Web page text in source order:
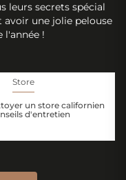
leurs secrets spécial
avoir une jolie pelouse
!
Store
un store californien
d'entretien